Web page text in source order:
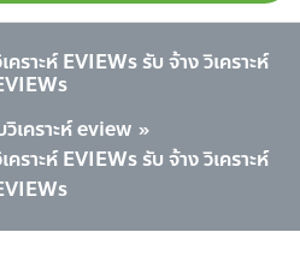
คราะห์ EVIEWs รับ จ้าง วิเคราะห์
วิเคราะห์ eview
คราะห์ EVIEWs รับ จ้าง วิเคราะห์